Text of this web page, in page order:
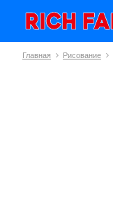
Главная Рисование